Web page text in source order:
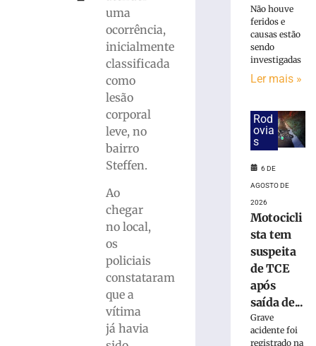
uma
ocorrência,
inicialmente
classificada
como
lesão
corporal
leve, no
bairro
Steffen.
Ao
chegar
no local,
os
policiais
constataram
que a
vítima
já havia
Incêndio
extinto
Não houve
feridos e
causas estão
sendo
investigadas
Ler mais »
Rod
ovia
s
6 DE
AGOSTO DE
2026
Motocicli
sta tem
suspeita
de TCE
após
saída de...
Grave
acidente foi
registrado na